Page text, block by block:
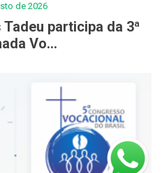
de 2026
participa da 3ª
Vo...